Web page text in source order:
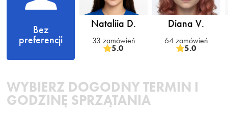
Bez
preferencji
Nataliia D.
33 zamówień
5.0
Diana V.
64 zamówień
5.0
WYBIERZ DOGODNY TERMIN I
GODZINĘ SPRZĄTANIA